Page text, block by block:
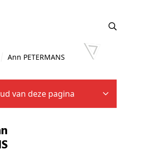
Ann PETERMANS
van deze pagina